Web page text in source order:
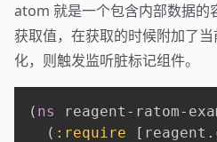
atom 就是一个包含内部数据的
获取值，在获取的时候附加了
化，则触发监听脏标记组件。
( ns
reagent-ratom-
( :require [